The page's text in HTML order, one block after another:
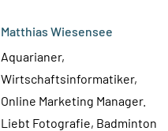
Matthias Wiesensee
Aquarianer,
Wirtschaftsinformatiker,
Online Marketing Manager.
Liebt Fotografie, Badminton